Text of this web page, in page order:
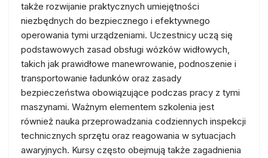
także rozwijanie praktycznych umiejętności
niezbędnych do bezpiecznego i efektywnego
operowania tymi urządzeniami. Uczestnicy uczą się
podstawowych zasad obsługi wózków widłowych,
takich jak prawidłowe manewrowanie, podnoszenie i
transportowanie ładunków oraz zasady
bezpieczeństwa obowiązujące podczas pracy z tymi
maszynami. Ważnym elementem szkolenia jest
również nauka przeprowadzania codziennych inspekcji
technicznych sprzętu oraz reagowania w sytuacjach
awaryjnych. Kursy często obejmują także zagadnienia